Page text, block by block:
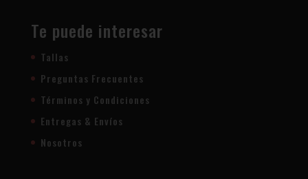
Te puede interesar
Tallas
Preguntas Frecuentes
Términos y Condiciones
Entregas & Envíos
Nosotros